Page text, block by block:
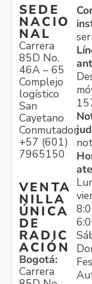
SEDE
NACIO
NAL
Carrera
85D No.
46A – 65
Complejo
logístico
San
Cayetano
Conmutador:
+57 (601)
7965150
VENTA
NILLA
ÚNICA
DE
RADIC
ACIÓN
Bogotá:
Carrera